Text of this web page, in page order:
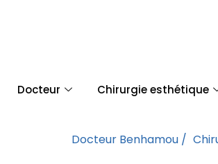
Docteur Chirurgie esthétique
Docteur Benhamou /